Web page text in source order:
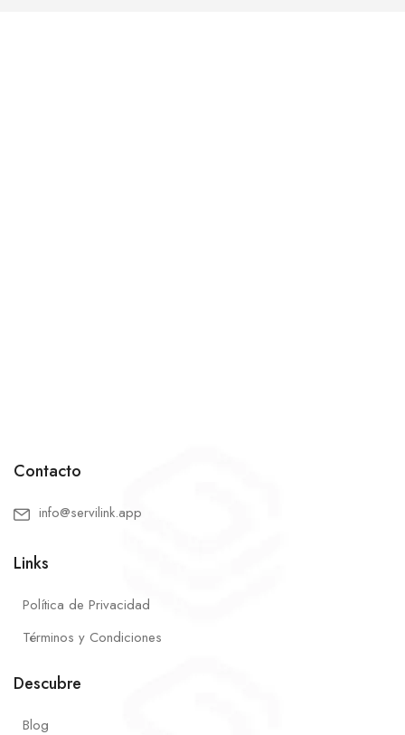
Contacto
info@servilink.app
Links
Política de Privacidad
Términos y Condiciones
Descubre
Blog